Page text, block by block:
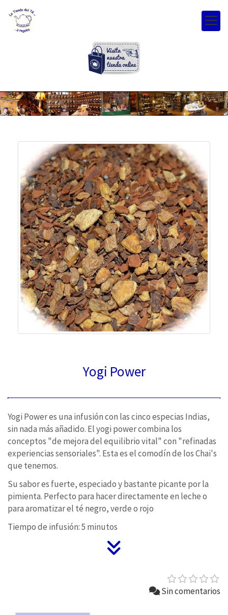
Yogi Power
Yogi Power es una infusión con las cinco especias Indias,
sin nada más añadido. El yogi power combina los
conceptos "de mejora del equilibrio vital" con "refinadas
experiencias sensoriales". Esta es el comodín de los Chai's
que tenemos.
Su sabor es fuerte, especiado y bastante picante por la
pimienta. Perfecto para hacer directamente en leche o
para aromatizar el té negro, verde o rojo
Tiempo de infusión: 5 minutos
Sin comentarios